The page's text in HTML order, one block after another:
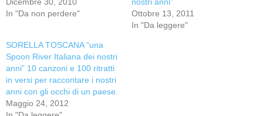
In "Da non perdere"
Ottobre 13, 2011
In "Da leggere"
SORELLA TOSCANA “una
Spoon River Italiana dei nostri
anni” 10 canzoni e 100 ritratti
in versi per raccontare i nostri
anni con gli occhi di un paese.
Maggio 24, 2012